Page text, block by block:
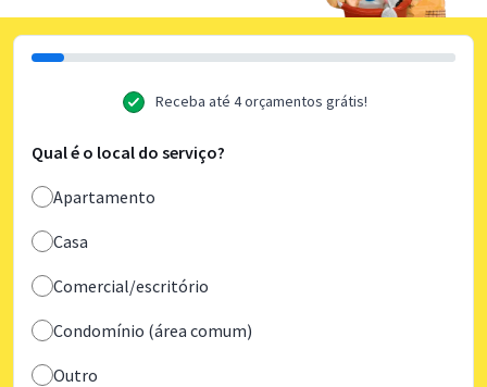
Receba até 4 orçamentos grátis!
Qual é o local do serviço?
Apartamento
Casa
Comercial/escritório
Condomínio (área comum)
Outro